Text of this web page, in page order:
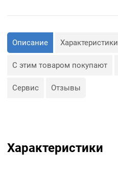
Описание Характеристики
С этим товаром покупают
Сервис Отзывы
Характеристики